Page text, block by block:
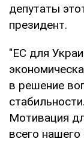
депутаты
президент.
"ЕС для
в решение
Мотивация
всего